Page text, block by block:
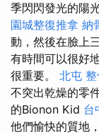
季閃閃發光的陽
園城整復推拿 納
動，然後在臉上
有時間可以很好
很重要。 北屯 整
不突出乾燥的零
的Bionon Kid 台
他們愉快的質地